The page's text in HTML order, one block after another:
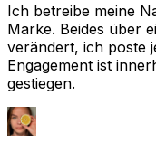
Ich betreibe meine
Marke. Beides über
verändert, ich poste
Engagement ist
gestiegen.